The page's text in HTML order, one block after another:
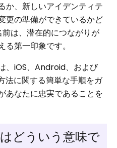
か、新しいアイデンティテ
更の準備ができているかど
は、潜在的につながりが
第一印象です。
、iOS、Android、および
に関する簡単な手順をガ
あなたに忠実であることを
どういう意味で